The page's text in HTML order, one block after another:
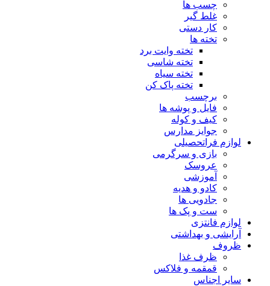
چسب ها
غلط گیر
کار دستی
تخته ها
تخته وایت برد
تخته شاسی
تخته سیاه
تخته پاک کن
برچسب
فایل و پوشه ها
کیف و کوله
جوایز مدارس
لوازم فراتحصیلی
بازی و سرگرمی
عروسک
آموزشی
کادو و هدیه
جادویی ها
ست و پک ها
لوازم فانتزی
آرایشی و بهداشتی
ظروف
ظرف غذا
قمقمه و فلاکس
سایر اجناس